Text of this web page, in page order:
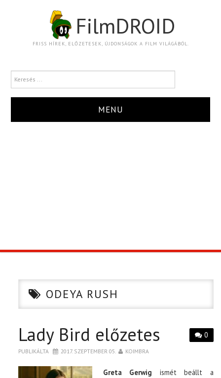
FilmDROID
FRISS HÍREK, ELŐZETESEK, ÚJDONSÁGOK A FILM VILÁGÁBÓL.
MENU
CIKK
PÓLÓ RENDELÉS
ODEYA RUSH
0
Lady Bird előzetes
PUBLIKÁLTA 2017. SZEPTEMBER 05. KOIMBRA
Greta Gerwig ismét beállt a